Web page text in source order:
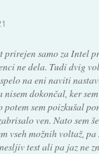
samo za Intel
ne dela. Tudi dvig
na eni naviti
nisem dokončal, ker
sem poizkušal
ven. Nato sem
vseh možnih voltaž, pa
test ali pa jaz ne